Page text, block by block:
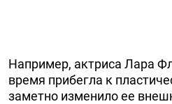
Например, актриса Лара
время прибегла к
заметно изменило ее